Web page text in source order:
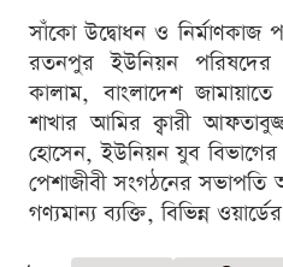
সাঁকো উদ্বোধন ও নির্মাণকাজ
রতনপুর ইউনিয়ন পরিষদের
কালাম, বাংলাদেশ
শাখার আমির ক্বারী
হোসেন, ইউনিয়ন যুব
পেশাজীবী সংগঠনের সভাপতি
গণ্যমান্য ব্যক্তি, বিভিন্ন